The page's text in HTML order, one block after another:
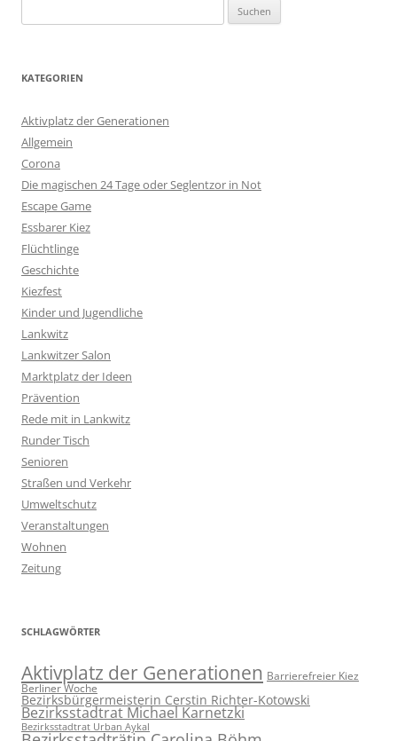
nach:
KATEGORIEN
Aktivplatz der Generationen
Allgemein
Corona
Die magischen 24 Tage oder Seglentzor in Not
Escape Game
Essbarer Kiez
Flüchtlinge
Geschichte
Kiezfest
Kinder und Jugendliche
Lankwitz
Lankwitzer Salon
Marktplatz der Ideen
Prävention
Rede mit in Lankwitz
Runder Tisch
Senioren
Straßen und Verkehr
Umweltschutz
Veranstaltungen
Wohnen
Zeitung
SCHLAGWÖRTER
Aktivplatz der Generationen Barrierefreier Kiez
Berliner Woche
Bezirksbürgermeisterin Cerstin Richter-Kotowski
Bezirksstadtrat Michael Karnetzki
Bezirksstadtrat Urban Aykal